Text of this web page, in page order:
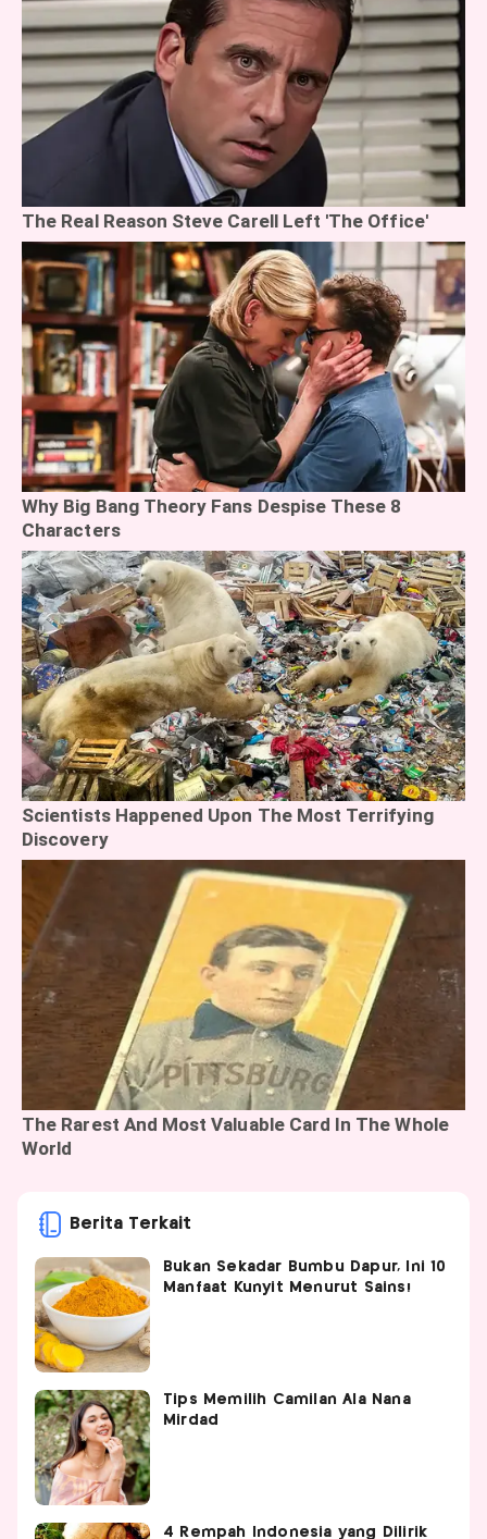
Berita Terkait
Bukan Sekadar Bumbu Dapur, Ini 10
Manfaat Kunyit Menurut Sains!
Tips Memilih Camilan Ala Nana
Mirdad
4 Rempah Indonesia yang Dilirik